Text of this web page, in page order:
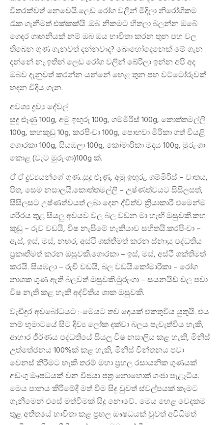
විතරක්වත් නෙවෙයි.ලෙඩ රෝග වලින් මිදිලා නිරෝගිකම
රැක ගැනීමත් එක්කක්යි .ඔබ නිකමට හිතලා බලන්න ඔබේ
ගෙදර ගෘහනියක් නම් ඔබ ඔය භාවිතා කරන තුන පහ වල
තිබෙන ගුණ ගැනවත් දන්නවාද? බොහෝදෙනෙක් මේ ගැන
දන්නේ නෑ.ඉතින් ලෙඩ රෝග වලින් බේරිලා ඉන්න අපි අද
ඔබව දැනුවත් කරන්න යන්නේ හෙළ තුන පහ වට්ටෝරුවක්
හදන විදිය ගැන.
අවශ්‍ය ද්‍රව්‍ය දේවල්
සුදු ළූණු 100g, අමු ඉඟුරු 100g, ගම්මිරිස් 100g, කොත්තමල්ලි
100g, කහකුඩු 10g, කරපිංචා 100g, පොඟවා මිරිකා ගත් වියළි
ගොරකා 100g, සියඹලා 100g, කෝමාරිකා මදය 100g, මුරුංගා
කොළ (වැට මුරුංගා)100g ක්.
ඒ ඒ ද්‍රව්‍යයන්ගේ ගුණ..සුදු ළූණු, අමු ඉඟුරු, ගම්මිරිස් – වාතය,
පිත, සෙම නසාලයි.කොත්තමල්ලි – උෂ්ණත්වයට සිසිලසත්,
සිසිලසට උෂ්ණත්වයත් ලබා දෙන ද්විත්ව ක්‍රියාකාරී එමෙන්ම
ශරීරය තුළ සියලු අවයව වල බල වඩන මා හැඟි ඔසුවකි.කහ
කුඩු – රුව වඩයි, විෂ නැසීමේ හැකියාව සහිතයි.කරපිංචා –
ඇස්, ඉස්, මස්, නහර, අස්ථි ශක්තිමත් කරන ස්නායු පද්ධතිය
ප්‍රකෘතිමත් කරන ඔසුවකි.ගොරකා – ඉස්, මස්, අස්ථි ශක්තිමත්
කරයි. සියඹලා – රුචි වඩයි, බල වඩයි.කෝමාරිකා – රෝග
නාශක ගුණ ඇති බලවත් ඔසුවකි.මුරුංගා – සයනයිඩ් වල පවා
විෂ නැති කළ හැකි අද්විතීය ශාක ඔසුවකි.
වැඩිදුර අවබෝධයට :-මෙයට තව දෙයක් එකතුවිය යුතුයි. එය
නම් භූමාටයේ සිට දිව්‍ය ලෝක දක්වා බලය පැවැත්විය හැකි,
ආහාර ජීර්ණය පද්ධතියේ සියලු විෂ නසාලිය කළ හැකි, මිනිස්
උත්තේජනය 100%ක් කළ හැකි, මිනිස් චින්තනය පවා
වෙනස් කිරීමට හැකි තරම් මහා ප්‍රභල රසායනික ගුණයක්
අඩංගු ඖෂධයක් වන විජයා පත්‍ර නොහොත් ගංජා පැළෑටිය.
මෙය පානය කිරීමේදී මත් වීම සිදු වුවත් ස්වල්පයක් කෑමට
ගැනීමෙන් එසේ මත්වීමක් සිදු නොවේ.. මෙය හෙළ වෙදකම
තුළ අතීතයේ භාවිතා කළ ප්‍රභල ඖෂධයක් වුවත් අවිධිමත්